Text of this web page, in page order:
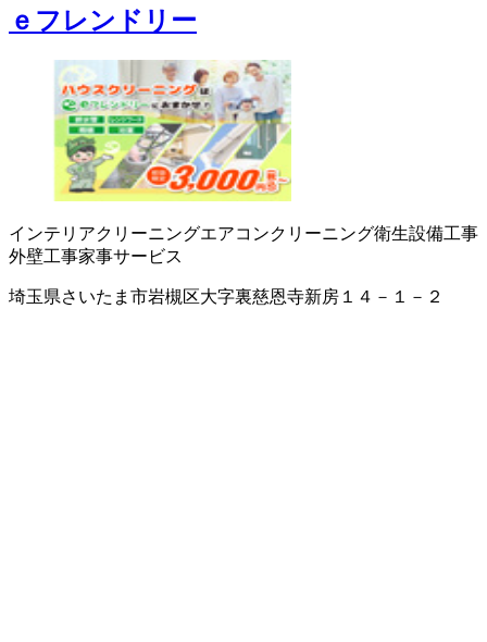
ｅフレンドリー
インテリアクリーニングエアコンクリーニング衛生設備工事
外壁工事家事サービス
埼玉県さいたま市岩槻区大字裏慈恩寺新房１４－１－２